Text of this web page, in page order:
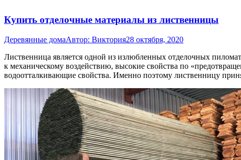
Купить отделочные материалы из лиственницы
Деревянные домаАвтор: Виктория28 октября, 2020
Лиственница является одной из излюбленных отделочных
к механическому воздействию, высокие свойства по
водоотталкивающие свойства. Именно поэтому лиственницу